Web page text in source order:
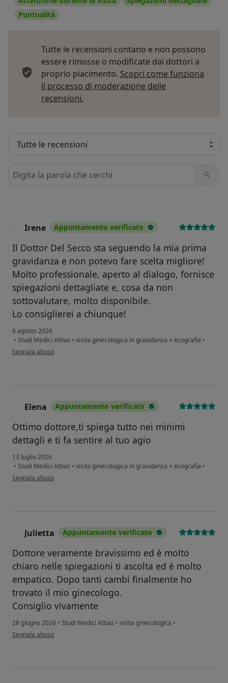
Puntualità
Tutte le recensioni contano e non possono
essere rimosse o modificate dai dottori a
proprio piacimento. Scopri come funziona
il processo di moderazione delle
recensioni.
Cerca nelle recensioni
Irene Appuntamento verificato
Il Dottor Del Secco sta seguendo la mia prima
gravidanza e non potevo fare scelta migliore!
Molto professionale, aperto al dialogo, fornisce
spiegazioni dettagliate e, cosa da non
sottovalutare, molto disponibile.
Lo consiglierei a chiunque!
6 agosto 2026
• Studi Medici Attias • visita ginecologica in gravidanza + ecografia •
secondo l'opinione dell'utente Irene
Segnala abuso
Elena Appuntamento verificato
Ottimo dottore,ti spiega tutto nei minimi
dettagli e ti fa sentire al tuo agio
13 luglio 2026
• Studi Medici Attias • visita ginecologica in gravidanza + ecografia •
secondo l'opinione dell'utente Elena
Segnala abuso
Julietta Appuntamento verificato
Dottore veramente bravissimo ed è molto
chiaro nelle spiegazioni ti ascolta ed è molto
empatico. Dopo tanti cambi finalmente ho
trovato il mio ginecologo.
Consiglio vivamente
28 giugno 2026 • Studi Medici Attias • visita ginecologica •
secondo l'opinione dell'utente Julietta
Segnala abuso